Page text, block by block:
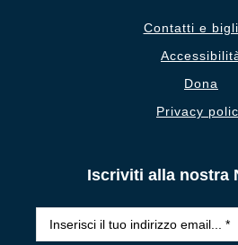
Contatti e
Dona
Privacy
Iscriviti alla nostra